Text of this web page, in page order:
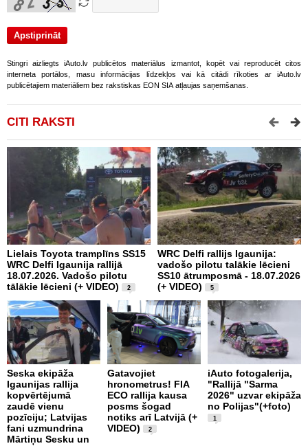
Stingri aizliegts iAuto.lv publicētos materiālus izmantot, kopēt vai reproducēt citos
interneta portālos, masu informācijas līdzekļos vai kā citādi rīkoties ar iAuto.lv
publicētajiem materiāliem bez rakstiskas EON SIA atļaujas saņemšanas.
CITI RAKSTI
Lielais Toyota tramplīns SS15
WRC Delfi Igaunija rallijā
18.07.2026. Vadošo pilotu
tālākie lēcieni (+ VIDEO)
2
WRC Delfi rallijs Igaunija:
vadošo pilotu talākie lēcieni
SS10 ātrumposmā - 18.07.2026
(+ VIDEO)
5
Seska ekipāža
Igaunijas rallija
kopvērtējumā
zaudē vienu
pozīciju; Latvijas
fani uzmundrina
Mārtiņu Sesku un
Gatavojiet
hronometrus! FIA
ECO rallija kausa
posms šogad
notiks arī Latvijā (+
VIDEO)
2
iAuto fotogalerija,
"Rallijā "Sarma
2026" uzvar ekipāža
no Polijas"(+foto)
1